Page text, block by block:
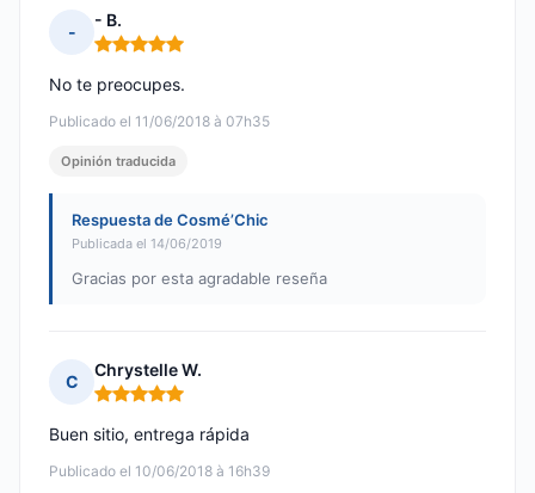
-
- B.
Nota: 5 de 5
Publicado el 11/06/2018 à 07h35
No te preocupes.
Opinión traducida
Respuesta de Cosmé’Chic
Publicada el 14/06/2019
Gracias por esta agradable reseña
C
Chrystelle W.
Nota: 5 de 5
Publicado el 10/06/2018 à 16h39
Buen sitio, entrega rápida